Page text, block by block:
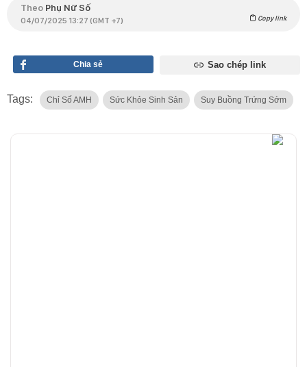
Theo Phụ Nữ Số
04/07/2025 13:27 (GMT +7) Copy link
Chia sẻ Sao chép link
Tags: Chỉ Số AMH Sức Khỏe Sinh Sản Suy Buồng Trứng Sớm